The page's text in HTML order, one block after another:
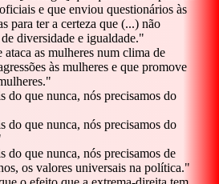
e que enviou questionários às
para ter a certeza que (...) não
diversidade e igualdade."
ataca as mulheres num clima de
às mulheres e que promove
"
do que nunca, nós precisamos do
do que nunca, nós precisamos do
do que nunca, nós precisamos de
os valores universais na política."